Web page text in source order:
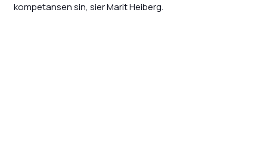
kompetansen sin, sier Marit Heiberg.